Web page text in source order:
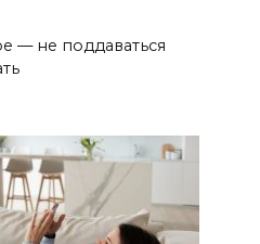
— не поддаваться